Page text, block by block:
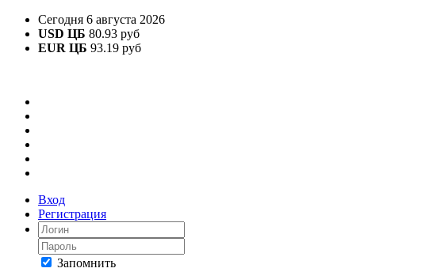
Сегодня 6 августа 2026
USD ЦБ 80.93 руб
EUR ЦБ 93.19 руб
Вход
Регистрация
Запомнить